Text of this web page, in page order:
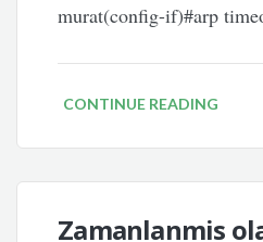
murat(config-if)#arp
CONTINUE READING
Zamanlanmis